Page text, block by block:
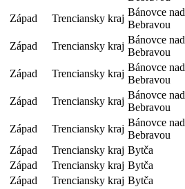
Západ Trenciansky kraj
Bánovce nad
Bebravou
Západ Trenciansky kraj
Bánovce nad
Bebravou
Západ Trenciansky kraj
Bánovce nad
Bebravou
Západ Trenciansky kraj
Bánovce nad
Bebravou
Západ Trenciansky kraj
Bánovce nad
Bebravou
Západ
Trenciansky kraj Bytča
Západ
Trenciansky kraj Bytča
Západ
Trenciansky kraj Bytča